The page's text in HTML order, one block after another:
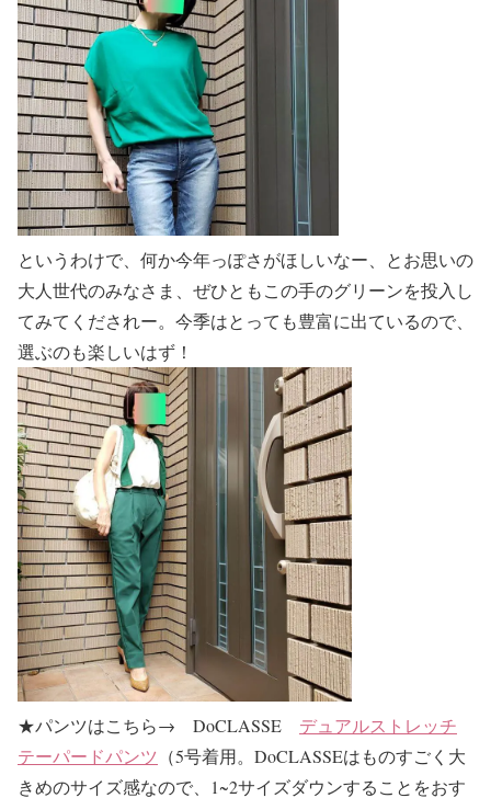
というわけで、何か今年っぽさがほしいなー、とお思いの
大人世代のみなさま、ぜひともこの手のグリーンを投入し
てみてくだされー。今季はとっても豊富に出ているので、
選ぶのも楽しいはず！
★パンツはこちら→ DoCLASSE デュアルストレッチ
テーパードパンツ （5号着用。DoCLASSEはものすごく大
きめのサイズ感なので、1~2サイズダウンすることをおす